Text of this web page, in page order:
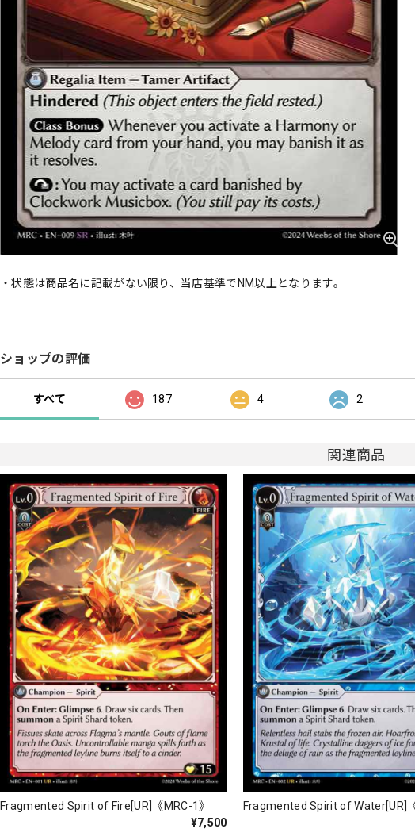
・状態は商品名に記載がない限り、当店基準でNM以上となります。
ショップの評価
すべて 187 4 2
関連商品
Fragmented Spirit of Fire[UR]《MRC-1》
¥7,500
Fragmented Spirit of Water[UR]